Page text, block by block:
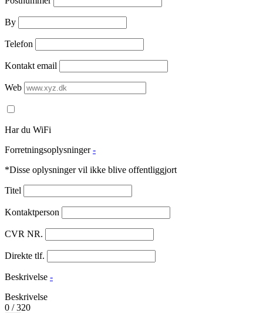
By
Telefon
Kontakt email
Web
Har du WiFi
Forretningsoplysninger -
*Disse oplysninger vil ikke blive offentliggjort
Titel
Kontaktperson
CVR NR.
Direkte tlf.
Beskrivelse -
Beskrivelse
0 /320